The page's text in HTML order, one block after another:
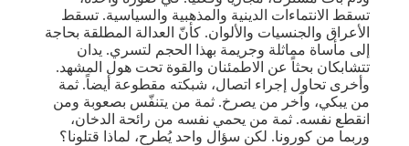
تسقط الانتماءات الدينية والمذهبية والسياسية. تسقط
الأعراق والجنسيات والألوان. كأنّ العدالة المطلقة بحاجة
إلى مأساة مماثلة وجريمة بهذا الحجم لتسري. يدان
تتشابكان بحثاً عن الاطمئنان والقوة تحت هول المشهد.
وأخرى تحاول إجراء اتصال، شبكته مقطوعة أيضاً. ثمة
من يبكي، وآخر من يصرخ. ثمة من يتنفّس بصعوبة ومن
انقطع نفسه. ثمة من يحمي نفسه من رائحة الدخان،
وربما من كورونا. لكن سؤال واحد يُطرح، لماذا قتلونا؟